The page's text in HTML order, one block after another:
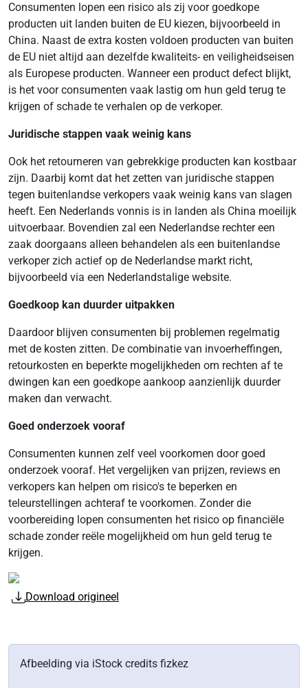
Consumenten lopen een risico als zij voor goedkope
producten uit landen buiten de EU kiezen, bijvoorbeeld in
China. Naast de extra kosten voldoen producten van buiten
de EU niet altijd aan dezelfde kwaliteits- en veiligheidseisen
als Europese producten. Wanneer een product defect blijkt,
is het voor consumenten vaak lastig om hun geld terug te
krijgen of schade te verhalen op de verkoper.
Juridische stappen vaak weinig kans
Ook het retourneren van gebrekkige producten kan kostbaar
zijn. Daarbij komt dat het zetten van juridische stappen
tegen buitenlandse verkopers vaak weinig kans van slagen
heeft. Een Nederlands vonnis is in landen als China moeilijk
uitvoerbaar. Bovendien zal een Nederlandse rechter een
zaak doorgaans alleen behandelen als een buitenlandse
verkoper zich actief op de Nederlandse markt richt,
bijvoorbeeld via een Nederlandstalige website.
Goedkoop kan duurder uitpakken
Daardoor blijven consumenten bij problemen regelmatig
met de kosten zitten. De combinatie van invoerheffingen,
retourkosten en beperkte mogelijkheden om rechten af te
dwingen kan een goedkope aankoop aanzienlijk duurder
maken dan verwacht.
Goed onderzoek vooraf
Consumenten kunnen zelf veel voorkomen door goed
onderzoek vooraf. Het vergelijken van prijzen, reviews en
verkopers kan helpen om risico's te beperken en
teleurstellingen achteraf te voorkomen. Zonder die
voorbereiding lopen consumenten het risico op financiële
schade zonder reële mogelijkheid om hun geld terug te
krijgen.
Download origineel
Afbeelding via iStock credits fizkez